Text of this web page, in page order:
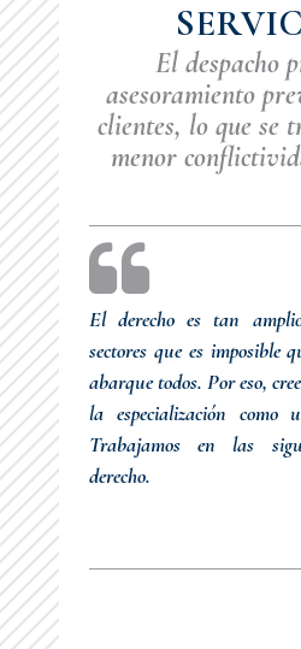
El despacho
asesoramiento
clientes, lo que se
menor
El derecho es tan
sectores que es imposible
abarque todos. Por eso,
la especialización como
Trabajamos en las
derecho.